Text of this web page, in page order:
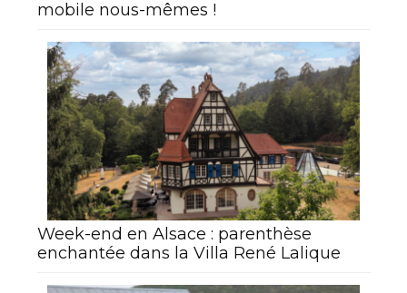
mobile nous-mêmes !
Week-end en Alsace : parenthèse
enchantée dans la Villa René Lalique